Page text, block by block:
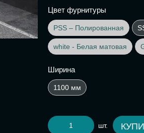
Цвет фурнитуры
PSS – Полированная
white - Белая матовая
Ширина
1100 мм
шт.